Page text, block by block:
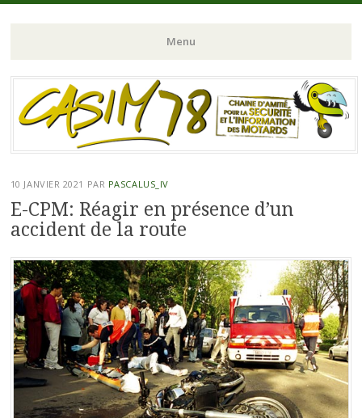
Menu
Aller
au
contenu
10 JANVIER 2021 PAR PASCALUS_IV
E-CPM: Réagir en présence d’un
accident de la route